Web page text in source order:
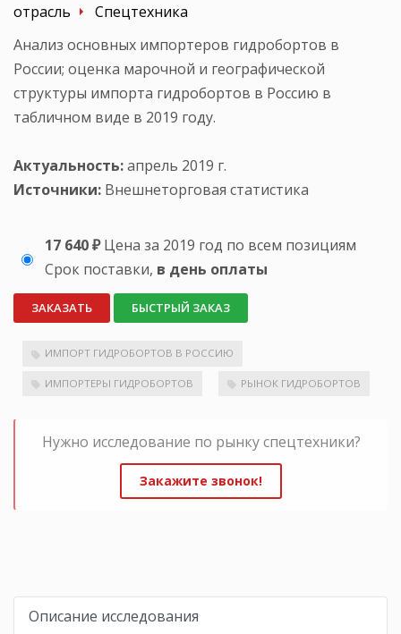
отрасль
Спецтехника
Анализ основных импортеров гидробортов в
России; оценка марочной и географической
структуры импорта гидробортов в Россию в
табличном виде в 2019 году.
Актуальность:апрель 2019 г.
Источники: Внешнеторговая статистика
17 640 ₽ Цена за 2019 год по всем позициям
Срок поставки, в день оплаты
ЗАКАЗАТЬ БЫСТРЫЙ ЗАКАЗ
ИМПОРТ ГИДРОБОРТОВ В РОССИЮ
ИМПОРТЕРЫ ГИДРОБОРТОВ РЫНОК ГИДРОБОРТОВ
Нужно исследование по рынку спецтехники?
Закажите звонок!
Описание исследования